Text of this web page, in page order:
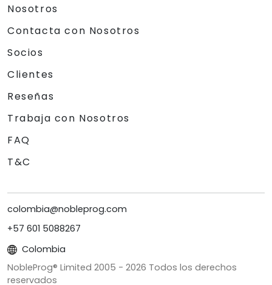
Nosotros
Contacta con Nosotros
Socios
Clientes
Reseñas
Trabaja con Nosotros
FAQ
T&C
colombia@nobleprog.com
+57 601 5088267
Colombia
NobleProg® Limited 2005 - 2026 Todos los derechos
reservados